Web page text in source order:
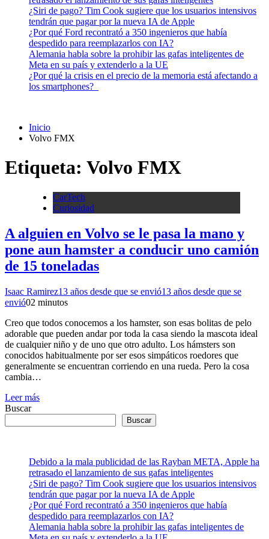
¿Siri de pago? Tim Cook sugiere que los usuarios intensivos
tendrán que pagar por la nueva IA de Apple
¿Por qué Ford recontrató a 350 ingenieros que había
despedido para reemplazarlos con IA?
Alemania habla sobre la prohibir las gafas inteligentes de
Meta en su país y extenderlo a la UE
¿Por qué la crisis en el precio de la memoria está afectando a
los smartphones?
Inicio
Volvo FMX
Etiqueta: Volvo FMX
CarTech
Curiosidad
A alguien en Volvo se le pasa la mano y
pone aun hamster a conducir uno camión
de 15 toneladas
Isaac Ramirez13 años desde que se envió13 años desde que se
envió02 minutos
Creo que todos conocemos a los hamster, son esas bolitas de pelo
adorable que pueden andar por toda la casa siendo la mascota ideal
de cualquier niño y de uno que otro adulto. Los hámsters son
conocidos habitualmente por ser esos simpáticos roedores que
generalmente se encuentran corriendo en una rueda. Pero la cosa
cambia…
Leer más
Buscar
Buscar
Debido a la mala publicidad de las Rayban META, Apple ha
retrasado el lanzamiento de sus gafas inteligentes
¿Siri de pago? Tim Cook sugiere que los usuarios intensivos
tendrán que pagar por la nueva IA de Apple
¿Por qué Ford recontrató a 350 ingenieros que había
despedido para reemplazarlos con IA?
Alemania habla sobre la prohibir las gafas inteligentes de